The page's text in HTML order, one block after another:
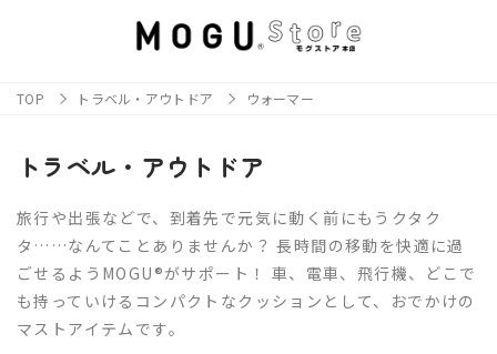
TOP トラベル・アウトドア ウォーマー
トラベル・アウトドア
旅行や出張などで、到着先で元気に動く前にもうクタク
タ……なんてことありませんか？ 長時間の移動を快適に過
ごせるようMOGU®がサポート！ 車、電車、飛行機、どこで
も持っていけるコンパクトなクッションとして、おでかけの
マストアイテムです。